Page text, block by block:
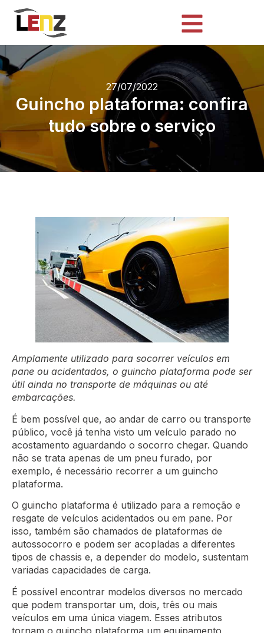
27/07/2022
Guincho plataforma: confira
tudo sobre o serviço
Amplamente utilizado para socorrer veículos em
pane ou acidentados, o guincho plataforma pode ser
útil ainda no transporte de máquinas ou até
embarcações.
É bem possível que, ao andar de carro ou transporte
público, você já tenha visto um veículo parado no
acostamento aguardando o socorro chegar. Quando
não se trata apenas de um pneu furado, por
exemplo, é necessário recorrer a um guincho
plataforma.
O guincho plataforma é utilizado para a remoção e
resgate de veículos acidentados ou em pane. Por
isso, também são chamados de plataformas de
autossocorro e podem ser acopladas a diferentes
tipos de chassis e, a depender do modelo, sustentam
variadas capacidades de carga.
É possível encontrar modelos diversos no mercado
que podem transportar um, dois, três ou mais
veículos em uma única viagem. Esses atributos
tornam o guincho plataforma um equipamento